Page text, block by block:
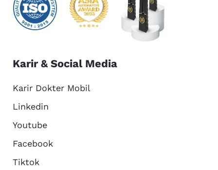
Karir & Social Media
Karir Dokter Mobil
Linkedin
Youtube
Facebook
Tiktok